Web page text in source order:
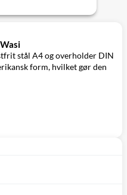
stål A4 og overholder DIN
form, hvilket gør den